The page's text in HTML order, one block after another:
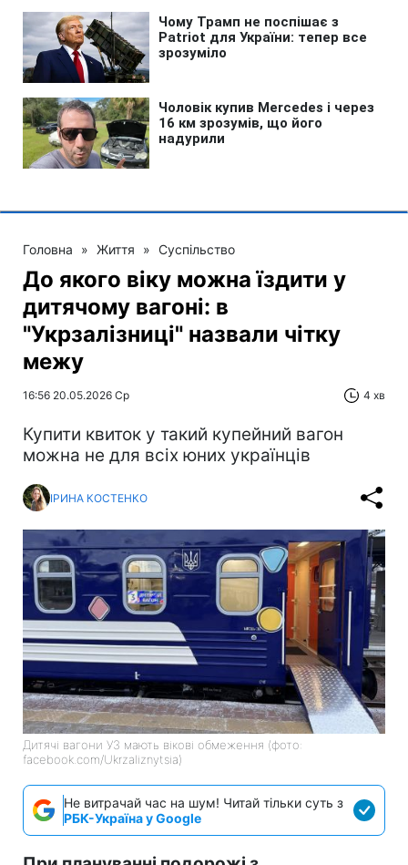
Головна » Життя » Суспільство
До якого віку можна їздити у
дитячому вагоні: в
"Укрзалізниці" назвали чітку
межу
16:56 20.05.2026 Ср 4 хв
Купити квиток у такий купейний вагон
можна не для всіх юних українців
ІРИНА КОСТЕНКО
Дитячі вагони УЗ мають вікові обмеження (фото:
facebook.com/Ukrzaliznytsia)
Не витрачай час на шум! Читай тільки суть з
РБК-Україна у Google